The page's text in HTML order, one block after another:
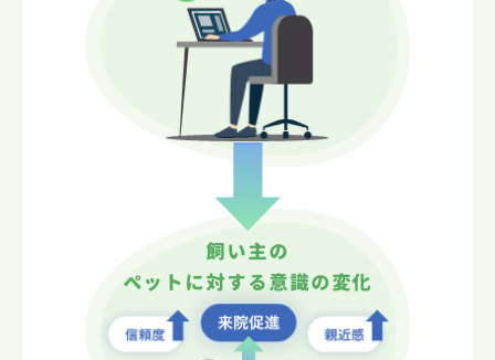
飼い主の
ペットに対する意識の変化